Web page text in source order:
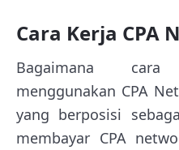
Cara Kerja CPA
Bagaimana
menggunakan CPA
yang berposisi
membayar CPA